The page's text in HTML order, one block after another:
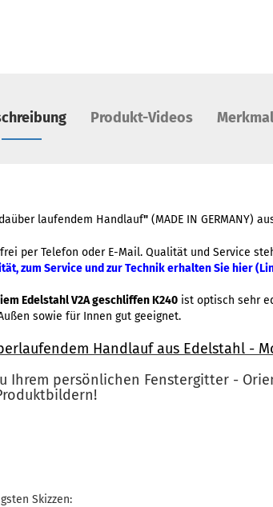
Produkt-Videos
laufendem Handlauf" (MADE IN GERMANY)
per Telefon oder E-Mail. Qualität und Service
zum Service und zur Technik erhalten Sie hier
Edelstahl V2A geschliffen K240 ist optisch sehr
sowie für Innen gut geeignet.
Handlauf aus Edelstahl -
Ihrem persönlichen Fenstergitter -
Skizzen: